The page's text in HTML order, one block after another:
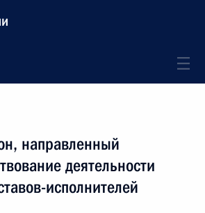
направленный
деятельности
исполнителей